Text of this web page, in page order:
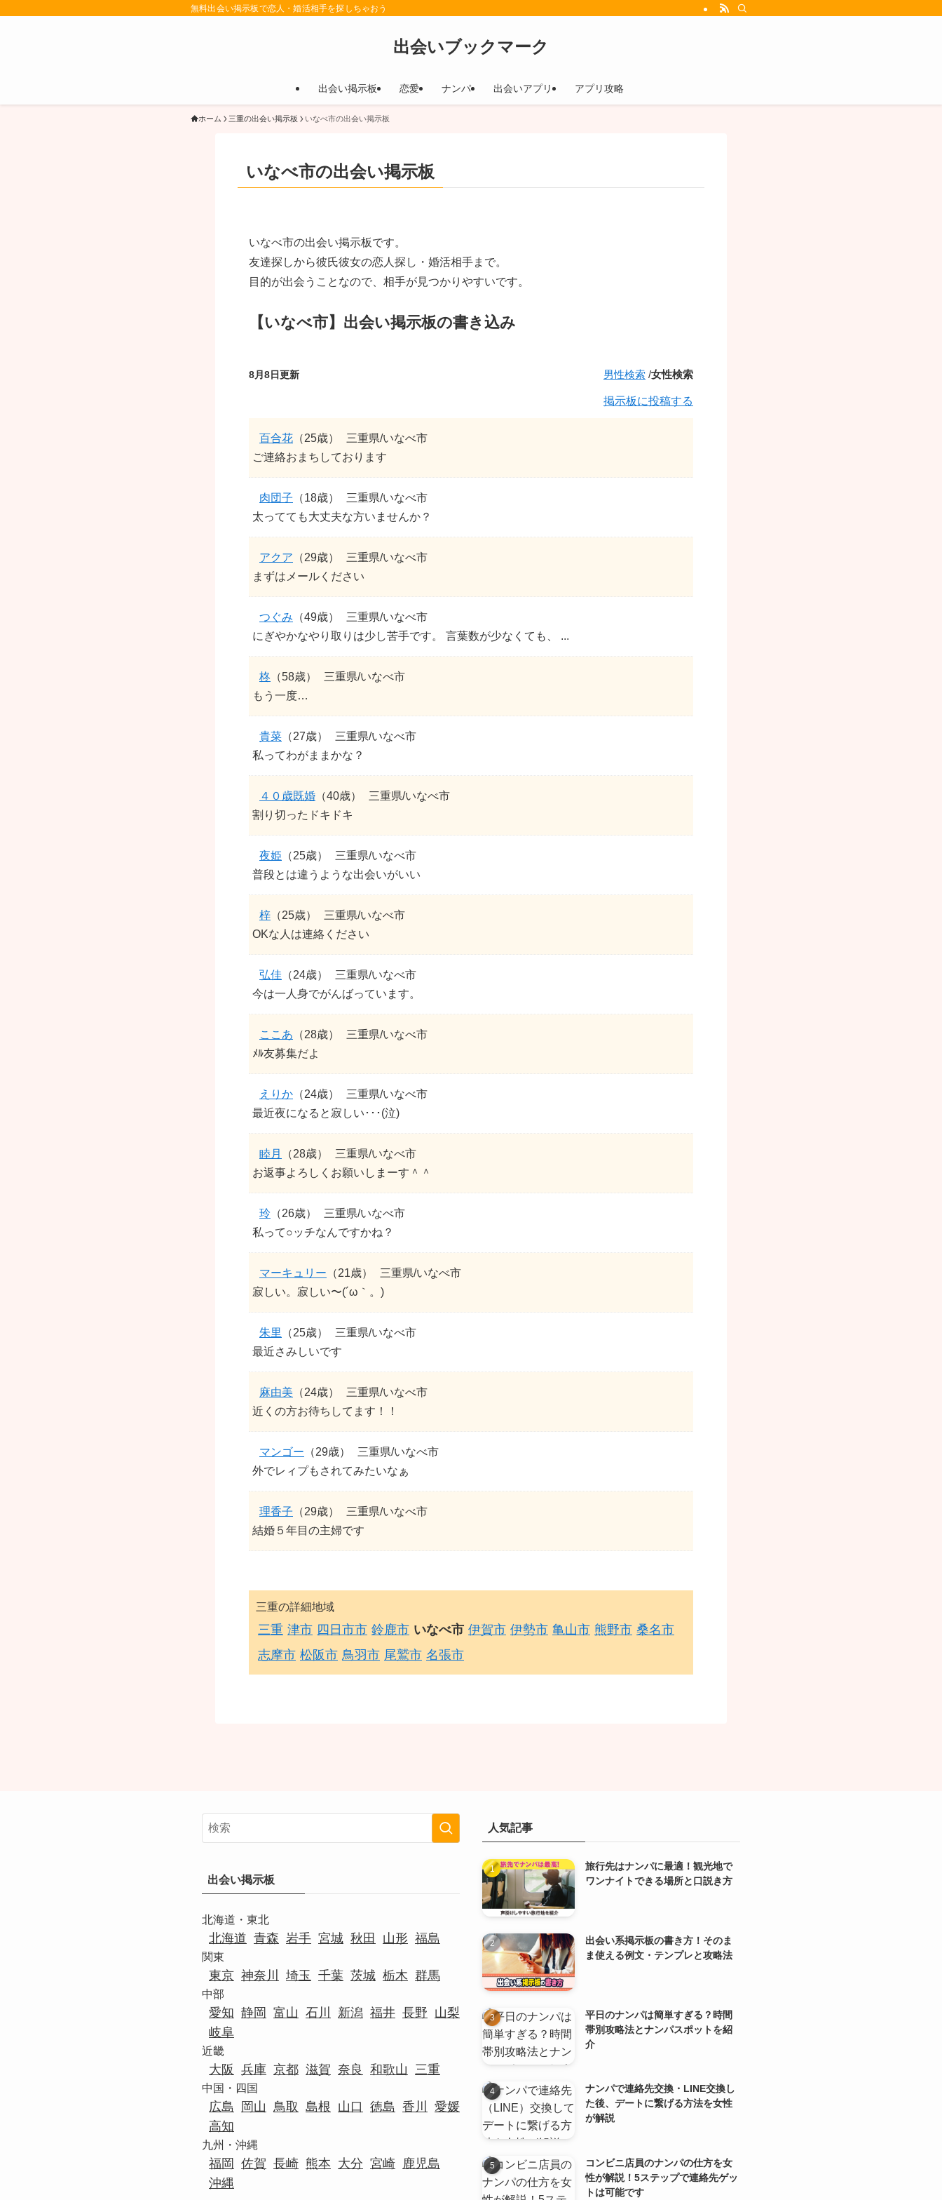
無料出会い掲示板で恋人・婚活相手を探しちゃおう
出会いブックマーク
出会い掲示板 恋愛 ナンパ 出会いアプリ アプリ攻略
ホーム 三重の出会い掲示板 いなべ市の出会い掲示板
いなべ市の出会い掲示板
いなべ市の出会い掲示板です。
友達探しから彼氏彼女の恋人探し・婚活相手まで。
目的が出会うことなので、相手が見つかりやすいです。
【いなべ市】出会い掲示板の書き込み
8月8日更新 男性検索 /女性検索
掲示板に投稿する
百合花 （25歳）
三重県/いなべ市
ご連絡おまちしております
肉団子 （18歳）
三重県/いなべ市
太ってても大丈夫な方いませんか？
アクア （29歳）
三重県/いなべ市
まずはメールください
つぐみ （49歳）
三重県/いなべ市
にぎやかなやり取りは少し苦手です。 言葉数が少なくても、 ...
柊 （58歳）
三重県/いなべ市
もう一度…
貴菜 （27歳）
三重県/いなべ市
私ってわがままかな？
４０歳既婚 （40歳）
三重県/いなべ市
割り切ったドキドキ
夜姫 （25歳）
三重県/いなべ市
普段とは違うような出会いがいい
梓 （25歳）
三重県/いなべ市
OKな人は連絡ください
弘佳 （24歳）
三重県/いなべ市
今は一人身でがんばっています。
ここあ （28歳）
三重県/いなべ市
ﾒﾙ友募集だよ
えりか （24歳）
三重県/いなべ市
最近夜になると寂しい･･･(泣)
睦月 （28歳）
三重県/いなべ市
お返事よろしくお願いしまーす＾＾
玲 （26歳）
三重県/いなべ市
私って○ッチなんですかね？
マーキュリー （21歳）
三重県/いなべ市
寂しい。寂しい〜(´ω｀。)
朱里 （25歳）
三重県/いなべ市
最近さみしいです
麻由美 （24歳）
三重県/いなべ市
近くの方お待ちしてます！！
マンゴー （29歳）
三重県/いなべ市
外でレィプもされてみたいなぁ
理香子 （29歳）
三重県/いなべ市
結婚５年目の主婦です
三重の詳細地域
三重 津市 四日市市 鈴鹿市 いなべ市 伊賀市 伊勢市 亀山市 熊野市 桑名市
志摩市 松阪市 鳥羽市 尾鷲市 名張市
出会い掲示板
北海道・東北
北海道 青森 岩手 宮城 秋田 山形 福島
関東
東京 神奈川 埼玉 千葉 茨城 栃木 群馬
中部
愛知 静岡 富山 石川 新潟 福井 長野 山梨
岐阜
近畿
大阪 兵庫 京都 滋賀 奈良 和歌山 三重
中国・四国
広島 岡山 鳥取 島根 山口 徳島 香川
愛媛
高知
九州・沖縄
福岡 佐賀 長崎 熊本 大分 宮崎 鹿児島
沖縄
人気記事
旅行先はナンパに最適！観光地で
ワンナイトできる場所と口説き方
出会い系掲示板の書き方！そのま
ま使える例文・テンプレと攻略法
平日のナンパは簡単すぎる？時間
帯別攻略法とナンパスポットを紹
介
ナンパで連絡先交換・LINE交換し
た後、デートに繋げる方法を女性
が解説
コンビニ店員のナンパの仕方を女
性が解説！5ステップで連絡先ゲッ
トは可能です